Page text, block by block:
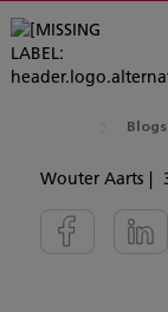
Blogs
Wouter Aarts